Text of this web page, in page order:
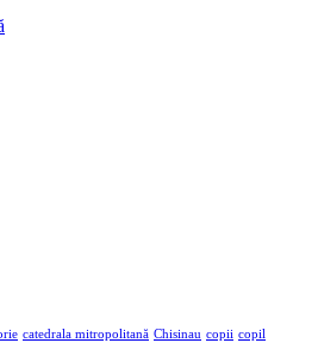
catedrala mitropolitană Chisinau copii copil